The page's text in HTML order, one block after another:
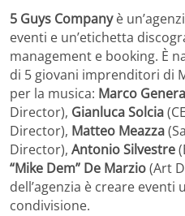
5 Guys Companyè
eventi e un’etichetta
management e booking. È
di 5 giovani imprenditori di
per la musica: Marco
Director), Gianluca Solcia
Director), Matteo Meazza
Director), Antonio Silvestre
“Mike Dem” De Marzio(Art
dell’agenzia è creare
condivisione.